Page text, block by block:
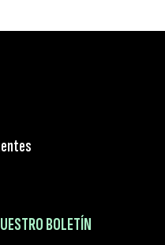
BOLETÍN